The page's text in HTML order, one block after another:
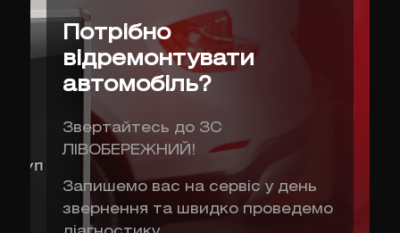
Потрібно
відремонтувати
автомобіль?
Звертайтесь до ЗС
ЛІВОБЕРЕЖНИЙ!
Запишемо вас на сервіс у день
звернення та швидко проведемо